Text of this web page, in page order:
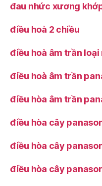
đau nhức xương
điều hoà 2 chiều
điều hoà âm trần loại
điều hoà âm trần
điều hòa âm trần
điều hòa cây
điều hòa cây
điều hòa cây